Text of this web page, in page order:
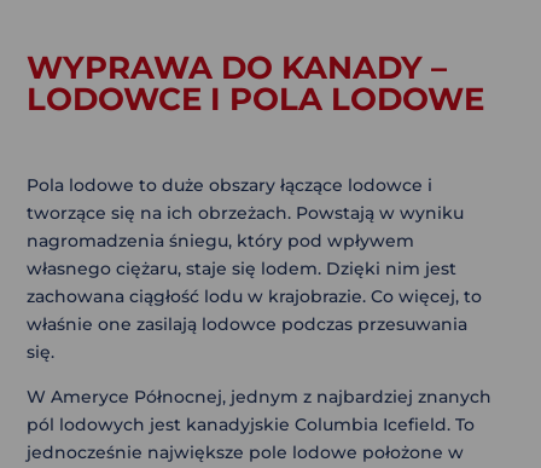
WYPRAWA DO KANADY –
LODOWCE I POLA LODOWE
Pola lodowe to duże obszary łączące lodowce i
tworzące się na ich obrzeżach. Powstają w wyniku
nagromadzenia śniegu, który pod wpływem
własnego ciężaru, staje się lodem. Dzięki nim jest
zachowana ciągłość lodu w krajobrazie. Co więcej, to
właśnie one zasilają lodowce podczas przesuwania
się.
W Ameryce Północnej, jednym z najbardziej znanych
pól lodowych jest kanadyjskie Columbia Icefield. To
jednocześnie największe pole lodowe położone w